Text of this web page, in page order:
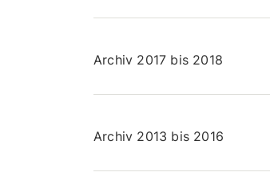
Archiv 2017 bis 2018
Archiv 2013 bis 2016